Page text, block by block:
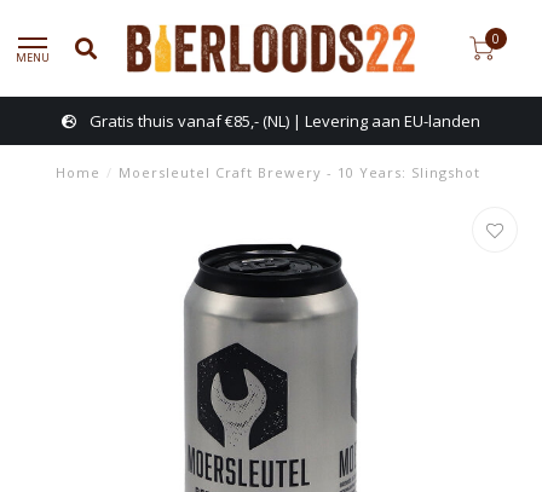
MENU
0
Gratis thuis vanaf €85,- (NL) | Levering aan EU-landen
Home / Moersleutel Craft Brewery - 10 Years: Slingshot